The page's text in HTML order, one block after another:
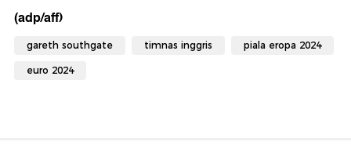
(adp/aff)
gareth southgate timnas inggris piala eropa 2024
euro 2024